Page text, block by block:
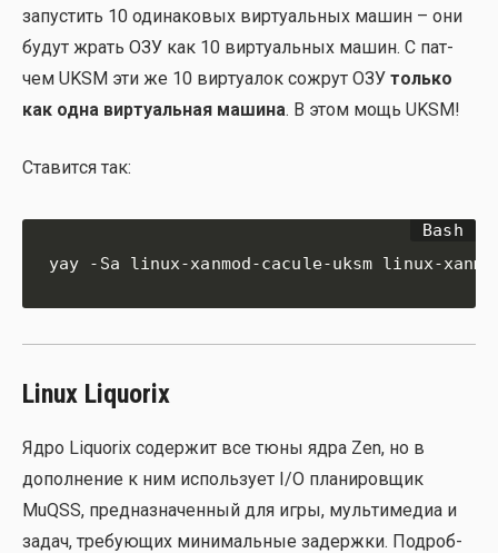
запу­стить 10 оди­на­ко­вых вир­ту­аль­ных машин – они
будут жрать ОЗУ как 10 вир­ту­аль­ных машин. С пат­
чем UKSM эти же 10 вир­ту­а­лок сожрут ОЗУ толь­ко
как одна вир­ту­аль­ная маши­на. В этом мощь UKSM!
Ста­вит­ся так:
yay -Sa linux-xanmod-cacule-uksm linux-
Linux Liquorix
Ядро Liquorix содер­жит все тюны ядра Zen, но в
допол­не­ние к ним исполь­зу­ет I/O пла­ни­ров­щик
MuQSS, пред­на­зна­чен­ный для игры, муль­ти­ме­диа и
задач, тре­бу­ю­щих мини­маль­ные задерж­ки. Подроб­